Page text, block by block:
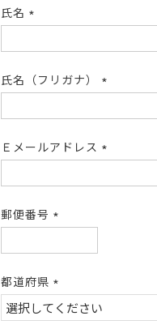
氏名
須)
氏名（フリガナ）
須)
Ｅメールアドレス
須)
郵便番号
須)
都道府県
(必
須)